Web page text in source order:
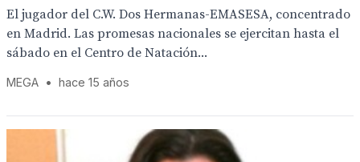
El jugador del C.W. Dos Hermanas-EMASESA, concentrado
en Madrid. Las promesas nacionales se ejercitan hasta el
sábado en el Centro de Natación...
MEGA • hace 15 años